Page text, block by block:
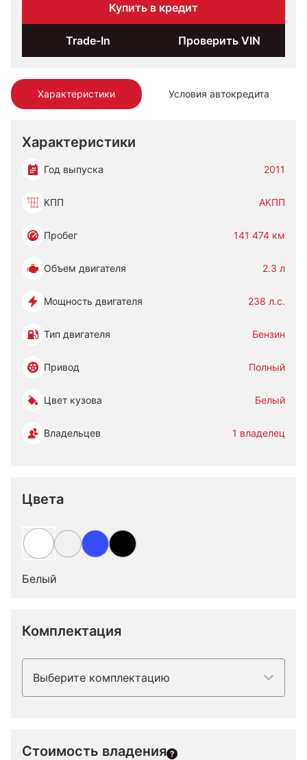
Характеристики Условия автокредита
Характеристики
Год выпуска 2011
КПП АКПП
Пробег 141 474 км
Объем двигателя 2.3 л
Мощность двигателя 238 л.с.
Тип двигателя Бензин
Привод Полный
Цвет кузова Белый
Владельцев 1 владелец
Цвета
Белый
Комплектация
Выберите комплектацию
Стоимость владения
Купить в кредит
Trade-In Проверить VIN